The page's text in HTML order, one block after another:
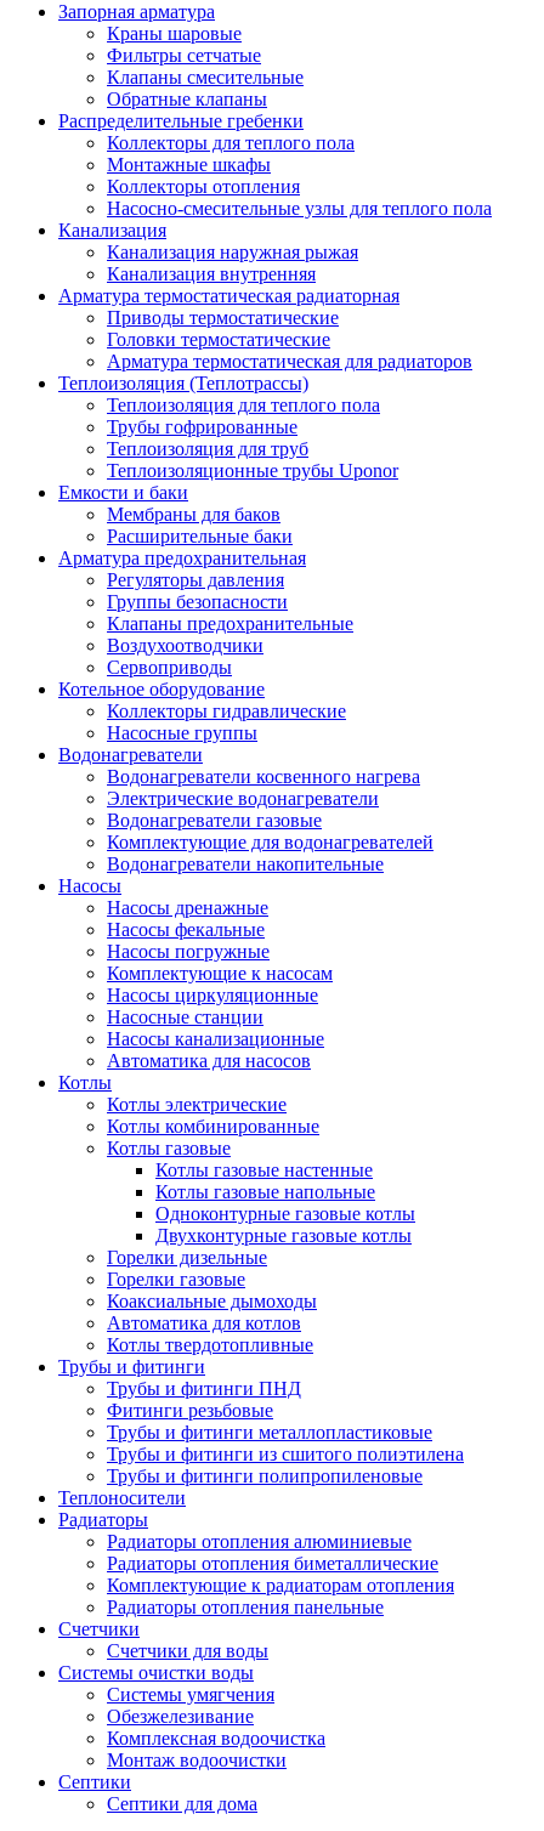
Запорная арматура
Краны шаровые
Фильтры сетчатые
Клапаны смесительные
Обратные клапаны
Распределительные гребенки
Коллекторы для теплого пола
Монтажные шкафы
Коллекторы отопления
Насосно-смесительные узлы для теплого пола
Канализация
Канализация наружная рыжая
Канализация внутренняя
Арматура термостатическая радиаторная
Приводы термостатические
Головки термостатические
Арматура термостатическая для радиаторов
Теплоизоляция (Теплотрассы)
Теплоизоляция для теплого пола
Трубы гофрированные
Теплоизоляция для труб
Теплоизоляционные трубы Uponor
Емкости и баки
Мембраны для баков
Расширительные баки
Арматура предохранительная
Регуляторы давления
Группы безопасности
Клапаны предохранительные
Воздухоотводчики
Сервоприводы
Котельное оборудование
Коллекторы гидравлические
Насосные группы
Водонагреватели
Водонагреватели косвенного нагрева
Электрические водонагреватели
Водонагреватели газовые
Комплектующие для водонагревателей
Водонагреватели накопительные
Насосы
Насосы дренажные
Насосы фекальные
Насосы погружные
Комплектующие к насосам
Насосы циркуляционные
Насосные станции
Насосы канализационные
Автоматика для насосов
Котлы
Котлы электрические
Котлы комбинированные
Котлы газовые
Котлы газовые настенные
Котлы газовые напольные
Одноконтурные газовые котлы
Двухконтурные газовые котлы
Горелки дизельные
Горелки газовые
Коаксиальные дымоходы
Автоматика для котлов
Котлы твердотопливные
Трубы и фитинги
Трубы и фитинги ПНД
Фитинги резьбовые
Трубы и фитинги металлопластиковые
Трубы и фитинги из сшитого полиэтилена
Трубы и фитинги полипропиленовые
Теплоносители
Радиаторы
Радиаторы отопления алюминиевые
Радиаторы отопления биметаллические
Комплектующие к радиаторам отопления
Радиаторы отопления панельные
Cчетчики
Счетчики для воды
Системы очистки воды
Системы умягчения
Обезжелезивание
Комплексная водоочистка
Монтаж водоочистки
Септики
Септики для дома